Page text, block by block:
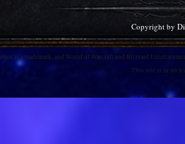
Copyright by
is a trademark, and World of Warcraft and Blizzard
This site is in no